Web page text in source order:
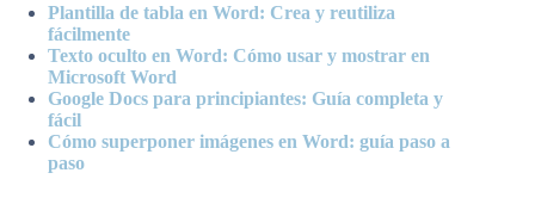
Plantilla de tabla en Word: Crea y reutiliza
fácilmente
Texto oculto en Word: Cómo usar y mostrar en
Microsoft Word
Google Docs para principiantes: Guía completa y
fácil
Cómo superponer imágenes en Word: guía paso a
paso